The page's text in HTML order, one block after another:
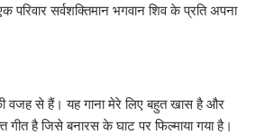
सर्वशक्तिमान भगवान शिव के प्रति अपना
वजह से हैं। यह गाना मेरे लिए बहुत खास है और
गीत है जिसे बनारस के घाट पर फिल्माया गया है।